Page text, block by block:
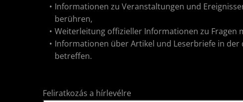
Informationen zu Veranstaltungen und
berühren,
Weiterleitung offizieller Informationen zu Fragen
Informationen über Artikel und Leserbriefe in der
betreffen.
Feliratkozás a hírlevélre